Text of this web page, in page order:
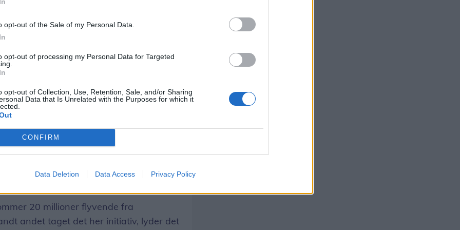
opt-out of the Sale of my Personal Data.
opt-out of processing my Personal Data for Targeted
opt-out of Collection, Use, Retention, Sale, and/or Sharing
Data that Is Unrelated with the Purposes for which it
CONFIRM
Data Deletion Data Access Privacy Policy
til med støtte fra Sparekassen Thy,
så det er jo en stor udgift for os. Men
hvor trøjen har været til salg, er der
Martin Haahr.
et års arbejde. Sammen med
for Klitmøllers drøm om et nyt
og 80’erne, så vi vil virkelig gerne
nyt klubhus.
20 millioner flyvende fra
andet taget det her initiativ, lyder det